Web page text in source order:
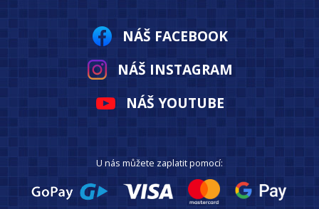
NÁŠ FACEBOOK
NÁŠ INSTAGRAM
NÁŠ YOUTUBE
U nás můžete zaplatit pomocí: